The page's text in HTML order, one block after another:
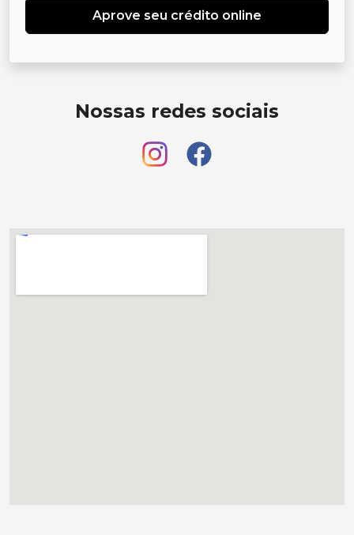
Aprove seu crédito online
Nossas redes sociais